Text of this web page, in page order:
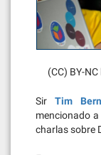
(CC) BY-
Sir Tim
mencionado
charlas sobre